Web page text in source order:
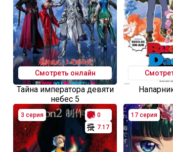
Смотреть онлайн
Тайна императора девяти
небес 5
3 серия
0
7.17
17 серия